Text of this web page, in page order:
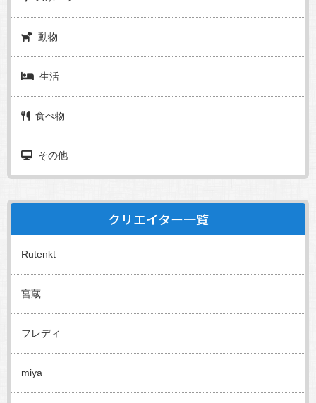
動物
生活
食べ物
その他
クリエイター一覧
Rutenkt
宮蔵
フレディ
miya